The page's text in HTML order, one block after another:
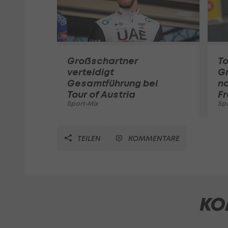
Großschartner
verteidigt
Gesamtführung bei
Tour of Austria
Sport-Mix
TEILEN KOMMENTARE